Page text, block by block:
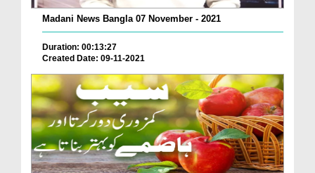
Madani News Bangla 07 November - 2021
Duration: 00:13:27
Created Date: 09-11-2021